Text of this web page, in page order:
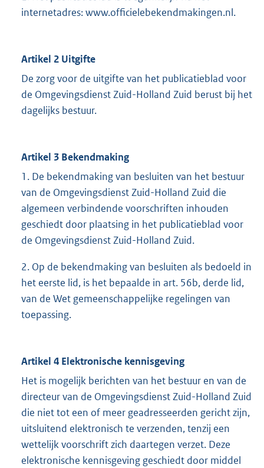
internetadres: www.officielebekendmakingen.nl.
Artikel 2 Uitgifte
De zorg voor de uitgifte van het publicatieblad voor
de Omgevingsdienst Zuid-Holland Zuid berust bij het
dagelijks bestuur.
Artikel 3 Bekendmaking
1. De bekendmaking van besluiten van het bestuur
van de Omgevingsdienst Zuid-Holland Zuid die
algemeen verbindende voorschriften inhouden
geschiedt door plaatsing in het publicatieblad voor
de Omgevingsdienst Zuid-Holland Zuid.
2. Op de bekendmaking van besluiten als bedoeld in
het eerste lid, is het bepaalde in art. 56b, derde lid,
van de Wet gemeenschappelijke regelingen van
toepassing.
Artikel 4 Elektronische kennisgeving
Het is mogelijk berichten van het bestuur en van de
directeur van de Omgevingsdienst Zuid-Holland Zuid
die niet tot een of meer geadresseerden gericht zijn,
uitsluitend elektronisch te verzenden, tenzij een
wettelijk voorschrift zich daartegen verzet. Deze
elektronische kennisgeving geschiedt door middel